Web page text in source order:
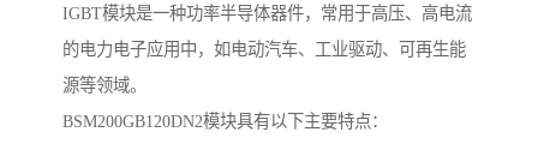
IGBT模块是一种功率半导体器件，常用于高压、高电流
的电力电子应用中，如电动汽车、工业驱动、可再生能
源等领域。
BSM200GB120DN2模块具有以下主要特点：